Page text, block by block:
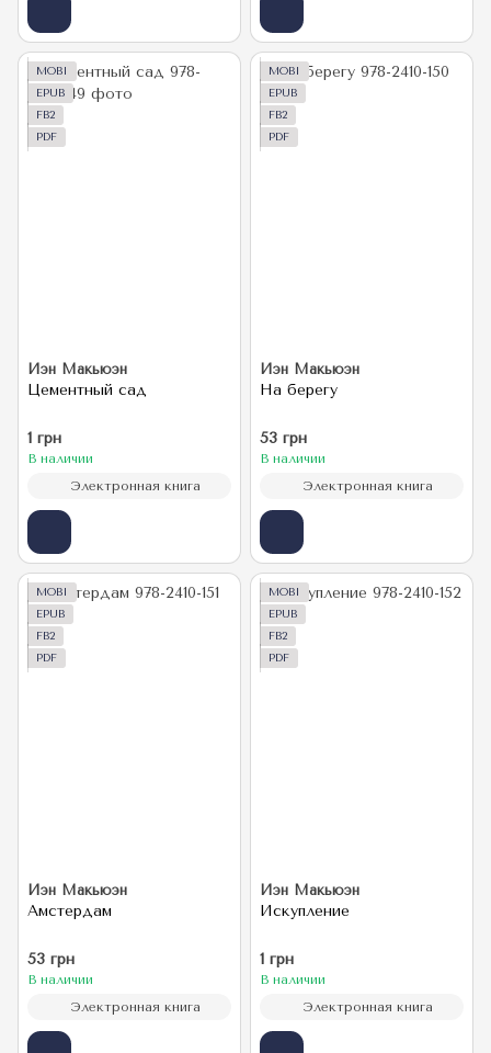
MOBI
EPUB
FB2
PDF
Иэн Макьюэн
Цементный сад
1 грн
В наличии
Электронная книга
MOBI
EPUB
FB2
PDF
Иэн Макьюэн
На берегу
53 грн
В наличии
Электронная книга
MOBI
EPUB
FB2
PDF
Иэн Макьюэн
Амстердам
53 грн
В наличии
Электронная книга
MOBI
EPUB
FB2
PDF
Иэн Макьюэн
Искупление
1 грн
В наличии
Электронная книга